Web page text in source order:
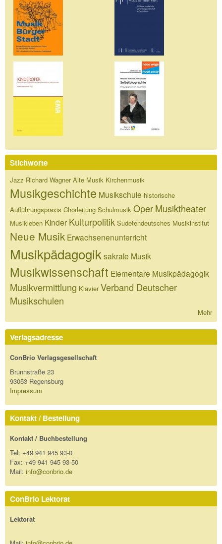
Stichworte
Jazz Richard Wagner Alte Musik Kirchenmusik
Musikgeschichte Musikschule historische
Aufführungspraxis Chorleitung Schulmusik OperMusiktheater
Musikleben Kinder Kulturpolitik Sudetendeutsches Musikinstitut
Neue Musik Erwachsenenunterricht
Musikpädagogiksakrale Musik
Musikwissenschaft Elementare Musikpädagogik
Musikvermittlung Klavier Verband Deutscher
Musikschulen
Mehr
Verlagsadresse
ConBrio Verlagsgesellschaft
Brunnstraße 23
93053 Regensburg
Impressum
Kontakt / Bestellung
Kontakt / Buchbestellung
Tel: +49 941 945 93-0
Fax: +49 941 945 93-50
Mail: info@conbrio.de
ConBrio Lektorat
Lektorat